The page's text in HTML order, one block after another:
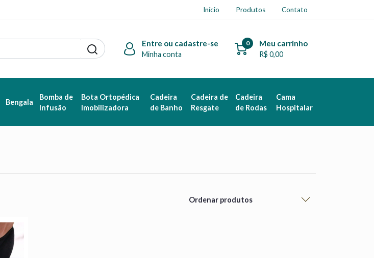
Início Produtos Contato
Entre ou cadastre-se
Minha conta
0 Meu carrinho
R$ 0,00
Bengala
Bomba de
Infusão
Bota Ortopédica
Imobilizadora
Cadeira
de Banho
Cadeira de
Resgate
Cadeira
de Rodas
Cama
Hospitalar